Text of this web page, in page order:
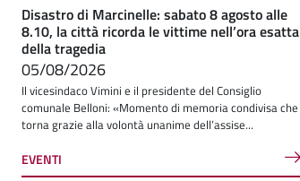
Disastro di Marcinelle: sabato 8 agosto alle
8.10, la città ricorda le vittime nell’ora esatta
della tragedia
05/08/2026
Il vicesindaco Vimini e il presidente del Consiglio
comunale Belloni: «Momento di memoria condivisa che
torna grazie alla volontà unanime dell’assise...
EVENTI